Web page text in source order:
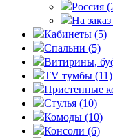
Россия
На заказ
Кабинеты (5)
Спальни (5)
Витирины,
TV тумбы (11)
Пристенные
Стулья (10)
Комоды (10)
Консоли (6)